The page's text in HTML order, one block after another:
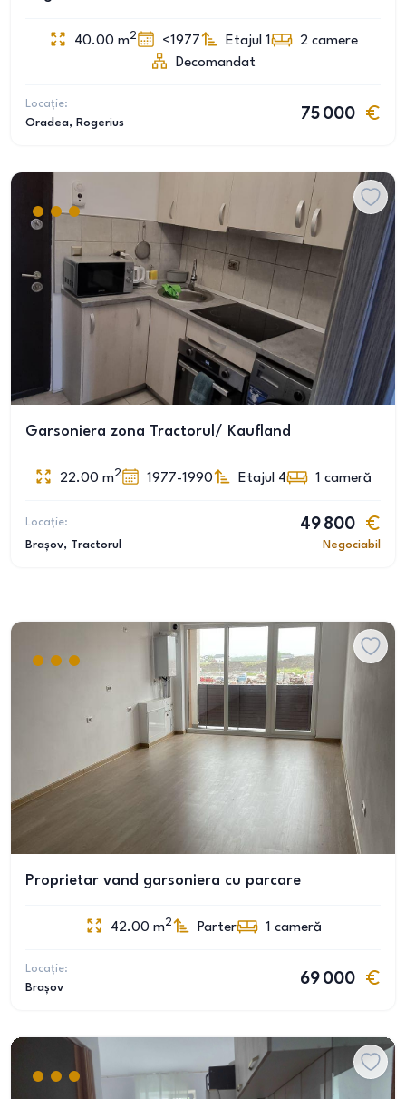
40.00 m2 <1977 Etajul 1 2 camere
Decomandat
Locație:
Oradea, Rogerius
75 000
Garsoniera zona Tractorul/ Kaufland
22.00 m2 1977-1990 Etajul 4 1 cameră
Locație:
Brașov, Tractorul
49 800
Negociabil
Proprietar vand garsoniera cu parcare
42.00 m2 Parter 1 cameră
Locație:
Brașov
69 000